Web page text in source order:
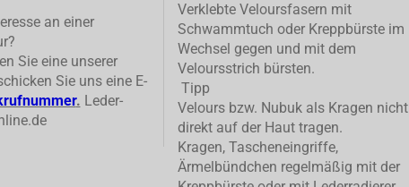
an einer
Sie eine unserer
Sie uns eine E-
. Leder-
Verklebte Veloursfasern mit
Schwammtuch oder Kreppbürste im
Wechsel gegen und mit dem
Veloursstrich bürsten.
Tipp
Velours bzw. Nubuk als Kragen nicht
direkt auf der Haut tragen.
Kragen, Tascheneingriffe,
Ärmelbündchen regelmäßig mit der